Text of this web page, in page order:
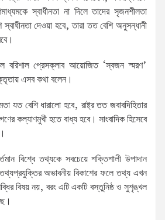
স্বাধীনতা না দিলে তাদের সৃজনশীলতা
দেওয়া হবে, তারা তত বেশি অনুসন্ধানী
বরিশাল প্রেসক্লাব আয়োজিত ‘স্বজন স্মরণ’
এসব কথা বলেন।
যত বেশি ধারালো হবে, রাষ্ট্র তত জবাবদিহিতার
কল্যাণমুখী হতে বাধ্য হবে। সাংবাদিক হিসেবে
বিশ্বে তথ্যকে সবচেয়ে শক্তিশালী উপাদান
তথ্যপ্রযুক্তির অভাবনীয় বিকাশের ফলে তথ্য এখন
বিষয় নয়, বরং এটি একটি বস্তুনিষ্ঠ ও সুশৃঙ্খল